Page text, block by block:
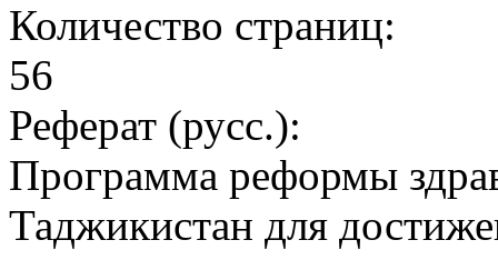
Количество страниц:
56
Реферат (русс.):
Программа реформы
Таджикистан для